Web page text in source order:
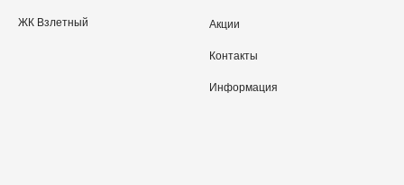
ЖК Взлетный Акции
Контакты
Информация